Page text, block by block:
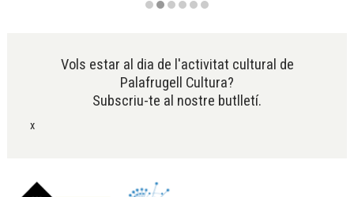
Vols estar al dia de l'activitat cultural de
Palafrugell Cultura?
Subscriu-te al nostre butlletí.
x